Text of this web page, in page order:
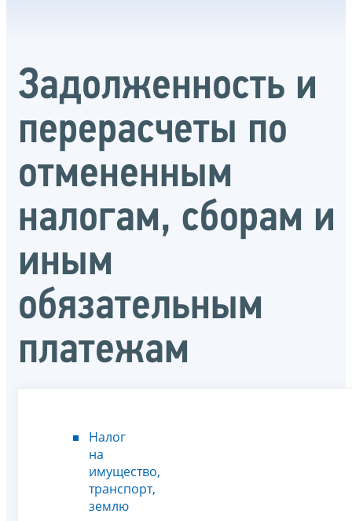
Задолженность и
перерасчеты по
отмененным
налогам, сборам и
иным
обязательным
платежам
Налог
на
имущество,
транспорт,
землю